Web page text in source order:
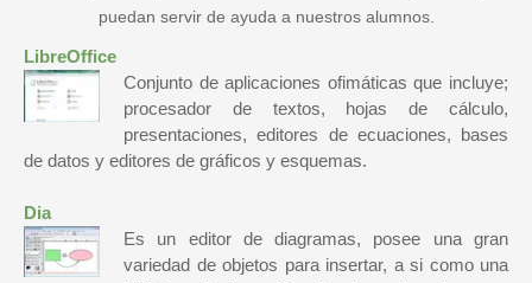
puedan servir de ayuda a nuestros alumnos.
LibreOffice
Conjunto de aplicaciones ofimáticas que incluye;
procesador de textos, hojas de cálculo,
presentaciones, editores de ecuaciones, bases
de datos y editores de gráficos y esquemas.
Dia
Es un editor de diagramas, posee una gran
variedad de objetos para insertar, a si como una